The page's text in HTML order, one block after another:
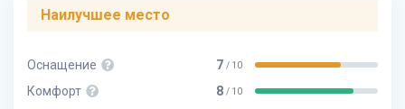
Наилучшее место
Оснащение 7 / 10
Комфорт 8 / 10